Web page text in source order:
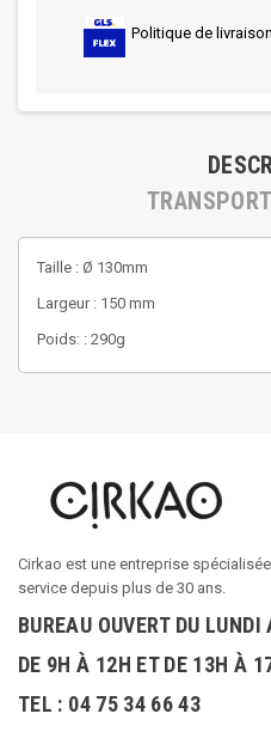
Politique de livraison
Taille : Ø 130mm
Largeur : 150 mm
Poids: : 290g
Cirkao est une entreprise
service depuis plus de 30 ans.
BUREAU OUVERT DU LUNDI
DE 9H À 12H ET DE 13H À
TEL : 04 75 34 66 43